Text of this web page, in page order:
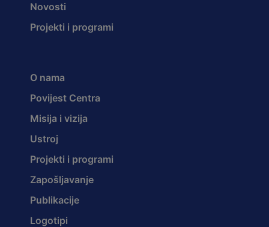
Novosti
Projekti i programi
O nama
Povijest Centra
Misija i vizija
Ustroj
Projekti i programi
Zapošljavanje
Publikacije
Logotipi